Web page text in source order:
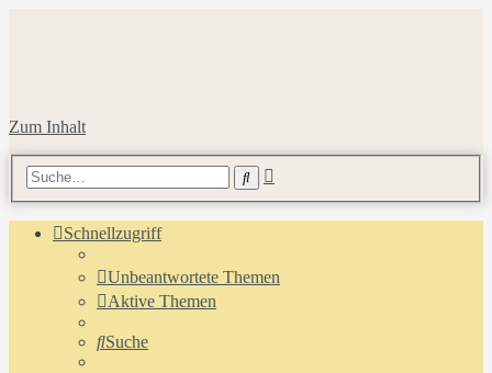
Zum Inhalt
Suche
Schnellzugriff
Unbeantwortete Themen
Aktive Themen
Suche